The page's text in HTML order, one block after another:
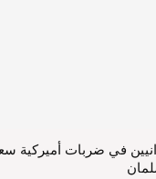
في ضربات أميركية